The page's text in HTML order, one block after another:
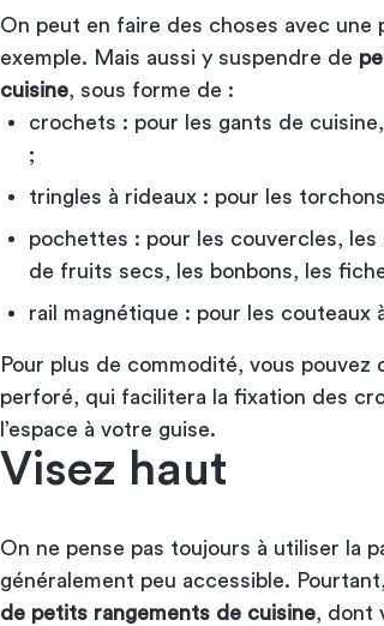
On peut en faire des choses avec une
exemple. Mais aussi y suspendre de
cuisine, sous forme de :
crochets : pour les gants de
;
tringles à rideaux : pour les
pochettes : pour les couvercles, les
de fruits secs, les bonbons, les
rail magnétique : pour les couteaux
Pour plus de commodité, vous pouvez
perforé, qui facilitera la fixation des
l’espace à votre guise.
Visez haut
On ne pense pas toujours à utiliser la
généralement peu accessible.
de petits rangements de cuisine, dont